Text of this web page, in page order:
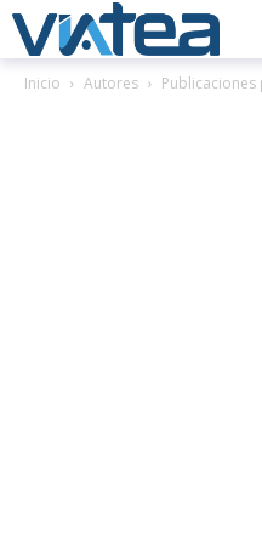
Inicio Autores